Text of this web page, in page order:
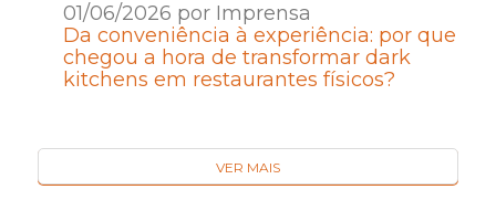
01/06/2026 por Imprensa
Da conveniência à experiência: por que
chegou a hora de transformar dark
kitchens em restaurantes físicos?
VER MAIS